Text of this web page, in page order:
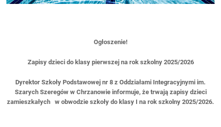
Ogłoszenie!
Zapisy dzieci do klasy pierwszej na rok szkolny 2025/2026
Dyrektor Szkoły Podstawowej nr 8 z Oddziałami Integracyjnymi im.
Szarych Szeregów w Chrzanowie informuje, że trwają zapisy dzieci
zamieszkałych w obwodzie szkoły do klasy I na rok szkolny 2025/2026.